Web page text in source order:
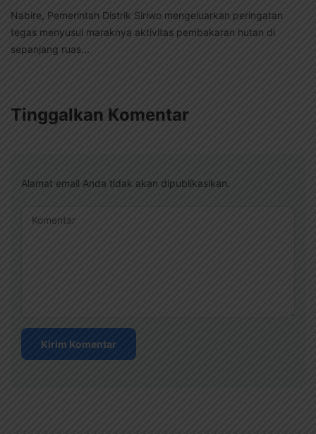
Nabire, Pemerintah Distrik Siriwo mengeluarkan peringatan
tegas menyusul maraknya aktivitas pembakaran hutan di
sepanjang ruas...
Tinggalkan Komentar
Alamat email Anda tidak akan dipublikasikan.
Komentar